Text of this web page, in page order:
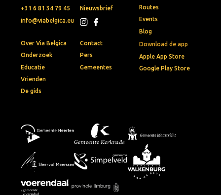
+31 6 81 34 79 45
info@viabelgica.eu
Nieuwsbrief
Download de app
Apple App Store
Google Play Store
Routes
Events
Blog
Over Via Belgica
Onderzoek
Educatie
Vrienden
De gids
Contact
Pers
Gemeentes